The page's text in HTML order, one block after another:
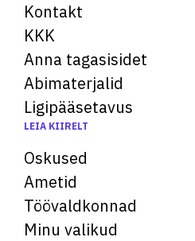
Kontakt
KKK
Anna tagasisidet
Abimaterjalid
Ligipääsetavus
LEIA KIIRELT
Oskused
Ametid
Töövaldkonnad
Minu valikud